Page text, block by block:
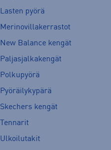
Lasten pyörä
Merinovillakerrastot
New Balance kengät
Paljasjalkakengät
Polkupyörä
Pyöräilykypärä
Skechers kengät
Tennarit
Ulkoilutakit